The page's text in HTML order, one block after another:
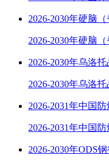
2026-2030年硬脑
2026-2030年硬脑
2026-2030年乌洛
2026-2030年乌洛
2026-2031年中国
2026-2031年中国
2026-2030年ODS